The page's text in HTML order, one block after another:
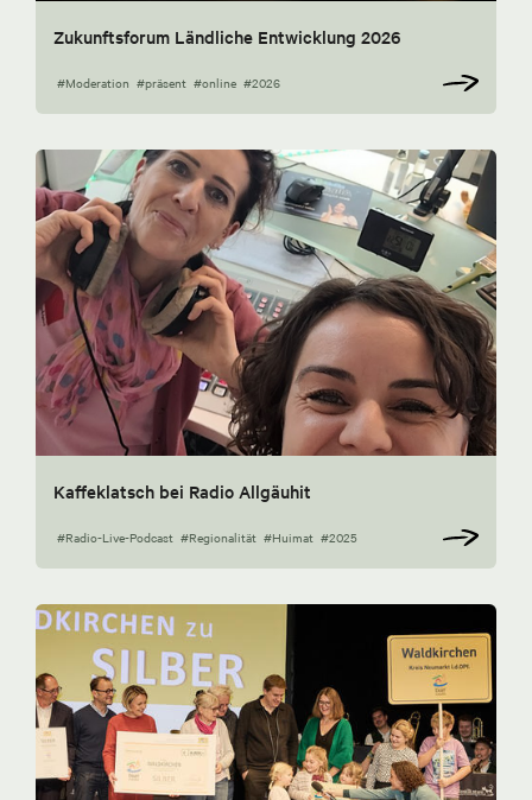
Zukunftsforum Ländliche Entwicklung 2026
#Moderation #präsent #online #2026
Kaffeklatsch bei Radio Allgäuhit
#Radio-Live-Podcast #Regionalität #Huimat #2025